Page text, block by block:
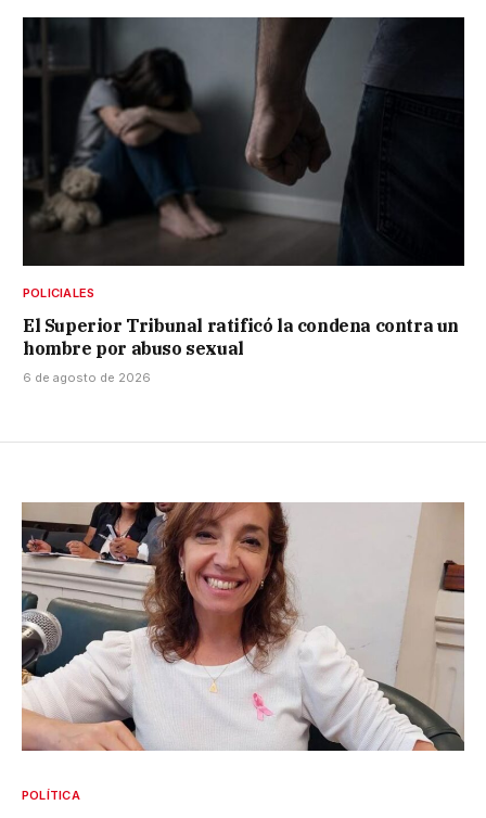
POLICIALES
El Superior Tribunal ratificó la condena contra un
hombre por abuso sexual
6 de agosto de 2026
POLÍTICA